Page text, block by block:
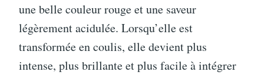
une belle couleur rouge et une saveur
légèrement acidulée. Lorsqu’elle est
transformée en coulis, elle devient plus
intense, plus brillante et plus facile à intégrer